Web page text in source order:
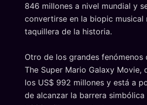
846 millones a nivel mundial y
convertirse en la biopic musical
taquillera de la historia.
Otro de los grandes fenómenos
The Super Mario Galaxy Movie,
los US$ 992 millones y está a
de alcanzar la barrera simbólica